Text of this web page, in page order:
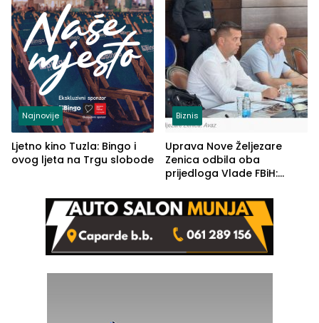
Najnovije
Ljetno kino Tuzla: Bingo i
ovog ljeta na Trgu slobode
Biznis
Uprava Nove Željezare
Zenica odbila oba
prijedloga Vlade FBiH:
rješenje